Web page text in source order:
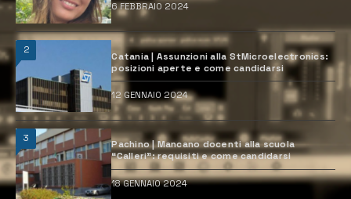
6 FEBBRAIO 2024
2
Catania | Assunzioni alla StMicroelectronics:
posizioni aperte e come candidarsi
12 GENNAIO 2024
3
Pachino | Mancano docenti alla scuola
“Calleri”: requisiti e come candidarsi
18 GENNAIO 2024